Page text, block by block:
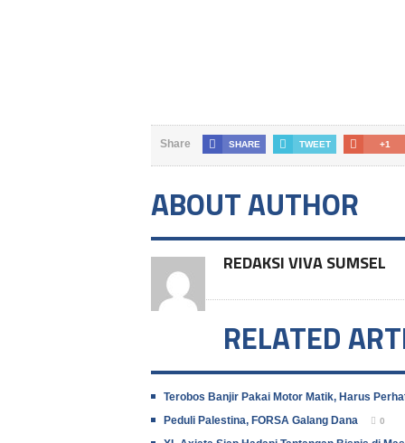
Share SHARE TWEET +1
ABOUT AUTHOR
REDAKSI VIVA SUMSEL
RELATED
Terobos Banjir Pakai Motor Matik, Harus
Peduli Palestina, FORSA Galang Dana 0